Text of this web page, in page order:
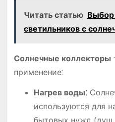
Читать статью Выбор
светильников с
Солнечные коллекторы
применение⁚
Нагрев воды⁚
используются для